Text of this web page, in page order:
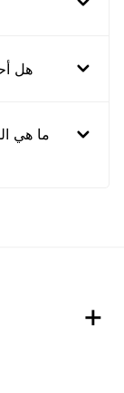
هل
ما هي